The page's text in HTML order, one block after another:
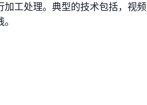
工处理。典型的技术包括，视频